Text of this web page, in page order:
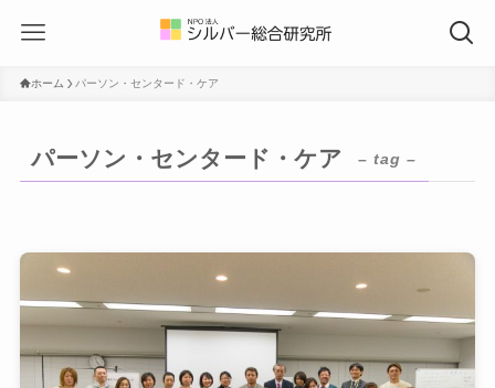
ホーム パーソン・センタード・ケア
パーソン・センタード・ケア – tag –